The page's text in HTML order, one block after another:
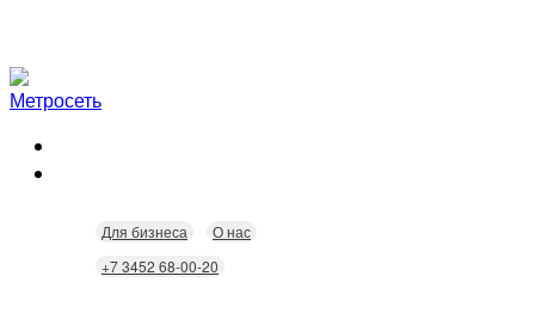
Для бизнеса
О нас
+7 3452 68-00-20